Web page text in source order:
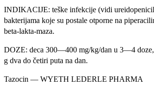
INDIKACIJE: teške infekcije (vidi
bakteri­jama koje su postale otporne na
beta-lakta-maza.
DOZE: deca 300—400 mg/kg/dan u 3—4
g dva do četiri puta na dan.
Tazocin — WYETH LEDERLE PHARMA